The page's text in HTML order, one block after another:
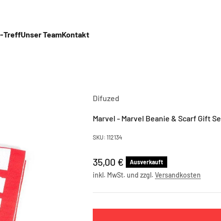
TreffUnser TeamKontakt
Difuzed
Marvel - Marvel Beanie & Scarf Gift
SKU: 112134
Angebot
35,00 € Ausverkauft
inkl. MwSt. und zzgl. Versandkosten